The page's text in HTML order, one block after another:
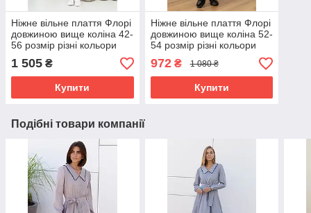
Ніжне вільне плаття Флорі
довжиною вище коліна 42-
56 розмір різні кольори
1 505 ₴
Купити
Ніжне вільне плаття Флорі
довжиною вище коліна 52-
54 розмір різні кольори
972₴ 1 080 ₴
Купити
Подібні товари компанії